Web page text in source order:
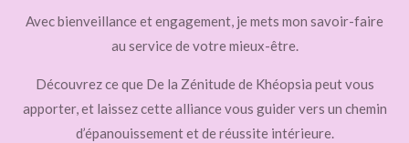
Avec bienveillance et engagement, je mets mon savoir-faire
au service de votre mieux-être.
Découvrez ce que De la Zénitude de Khéopsia peut vous
apporter, et laissez cette alliance vous guider vers un chemin
d’épanouissement et de réussite intérieure.